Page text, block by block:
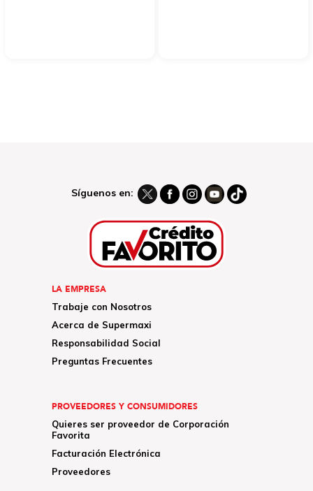
Síguenos en:
LA EMPRESA
Trabaje con Nosotros
Acerca de Supermaxi
Responsabilidad Social
Preguntas Frecuentes
PROVEEDORES Y CONSUMIDORES
Quieres ser proveedor de Corporación
Favorita
Facturación Electrónica
Proveedores